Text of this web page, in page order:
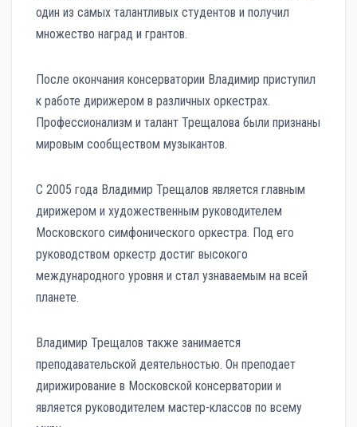
один из самых талантливых студентов и получил
множество наград и грантов.
После окончания консерватории Владимир приступил
к работе дирижером в различных оркестрах.
Профессионализм и талант Трещалова были признаны
мировым сообществом музыкантов.
С 2005 года Владимир Трещалов является главным
дирижером и художественным руководителем
Московского симфонического оркестра. Под его
руководством оркестр достиг высокого
международного уровня и стал узнаваемым на всей
планете.
Владимир Трещалов также занимается
преподавательской деятельностью. Он преподает
дирижирование в Московской консерватории и
является руководителем мастер-классов по всему